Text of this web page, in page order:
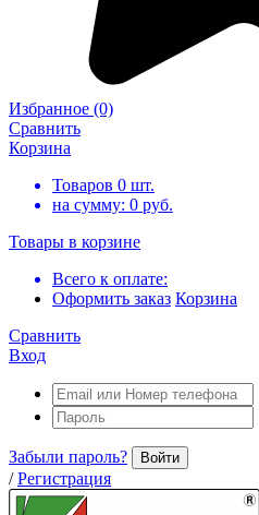
Избранное (0)
Сравнить
Корзина
Товаров 0 шт.
на сумму: 0 руб.
Товары в корзине
Всего к оплате:
Оформить заказ Корзина
Сравнить
Вход
Забыли пароль? Войти
/ Регистрация